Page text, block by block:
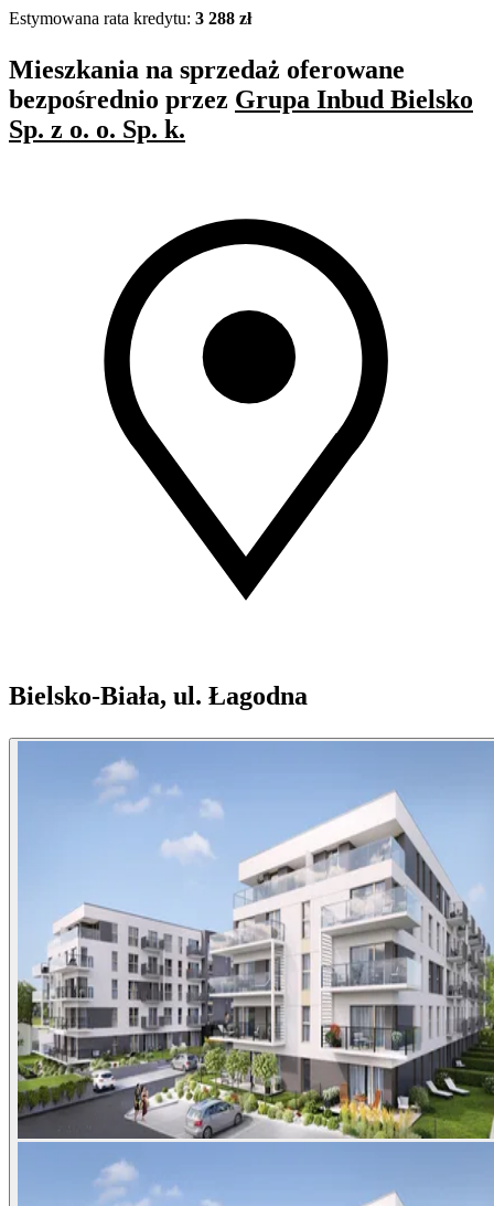
Estymowana rata kredytu: 3 288 zł
Mieszkania na sprzedaż oferowane
bezpośrednio przez Grupa Inbud Bielsko
Sp. z o. o. Sp. k.
Bielsko-Biała, ul. Łagodna